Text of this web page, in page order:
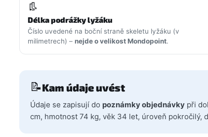
👢
Délka podrážky lyžáku
Číslo uvedené na boční straně skeletu lyžáku (v
milimetrech) – nejde o velikost Mondopoint.
📝Kam údaje uvést
Údaje se zapisují do poznámky objednávky při
cm, hmotnost 74 kg, věk 34 let, úroveň pokročilý,